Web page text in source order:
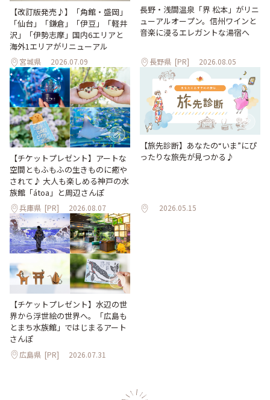
【改訂版発売♪】「角館・盛岡」
「仙台」「鎌倉」「伊豆」「軽井
沢」「伊勢志摩」国内6エリアと
海外1エリアがリニューアル
宮城県 2026.07.09
長野・浅間温泉「界 松本」がリニ
ューアルオープン。信州ワインと
音楽に浸るエレガントな湯宿へ
長野県 [PR] 2026.08.05
【チケットプレゼント】アートな
空間ともふもふの生きものに癒や
されて♪ 大人も楽しめる神戸の水
族館「átoa」と周辺さんぽ
兵庫県 [PR] 2026.08.07
【旅先診断】あなたの“いま”にぴ
ったりな旅先が見つかる♪
2026.05.15
【チケットプレゼント】水辺の世
界から浮世絵の世界へ。「広島も
とまち水族館」ではじまるアート
さんぽ
広島県 [PR] 2026.07.31